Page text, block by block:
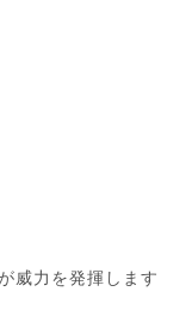
威力を発揮します